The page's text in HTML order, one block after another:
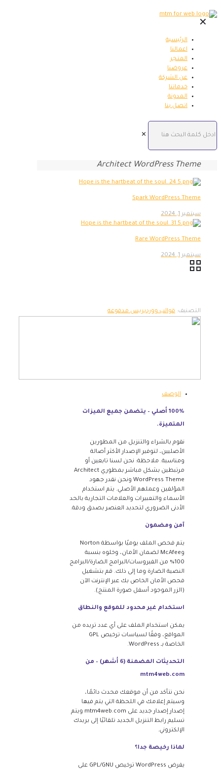
✕
الرئيسية
اعمالنا
المتجر
عروضنا
عن الشركة
خدماتنا
المدونة
اتصل بنا
✕
Architect WordPress Theme
Spark WordPress Theme
سبتمبر 1, 2024
Rare WordPress Theme
سبتمبر 1, 2024
التصنيف: قوالب ووردبريس مدفوعه
الوصف
100% أصلي – يتضمن جميع الميزات
المتميزة.
نقوم بالشراء والتنزيل من المطورين
الأصليين، لتوفير الإصدار الأكثر أصالة
ومناسبة. ملاحظة: نحن لسنا تابعين أو
مرتبطين بشكل مباشر بمطوري Architect
WordPress Theme ونحن نقدر جهود
المؤلفين وعملهم الأصلي. يتم استخدام
الأسماء والتعبيرات والعلامات التجارية بالحد
الأدنى الضروري لتحديد العنصر بصدق ودقة.
آمن ومضمون
يتم فحص الملف يوميًا بواسطة Norton
وMcAfee لضمان الأمان، وخلوه بنسبة
100% من الفيروسات/البرامج الضارة/البرامج
النصية الضارة وما إلى ذلك. قم بتشغيل
فحص الأمان الخاص بك عبر الإنترنت الآن
(الزر الموجود أسفل صورة المنتج).
استخدام غير محدود للموقع والنطاق
يمكن استخدام الملف على أي عدد تريده من
المواقع، وفقًا لسياسات ترخيص GPL
الخاصة بـ WordPress.
التحديثات المضمنة (6 أشهر) – من
mtm4web.com
نحن نتأكد من أن موقعك محدث دائمًا،
وسيتم إعلامك في اللحظة التي يتم فيها
إصدار إصدار جديد على mtm4web.com ويتم
تسليم رابط التنزيل الجديد تلقائيًا إلى بريدك
الإلكتروني.
لماذا رخيصة جدا؟
يفرض WordPress ترخيص GPL/GNU على